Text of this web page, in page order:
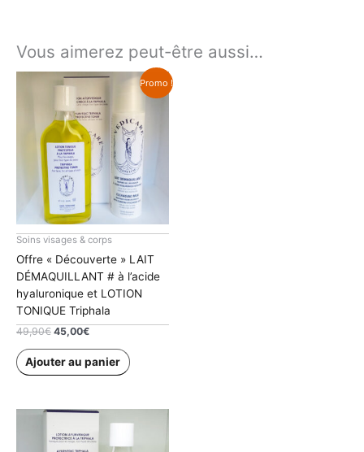
Vous aimerez peut-être aussi…
Promo !
Soins visages & corps
Offre « Découverte » LAIT
DÉMAQUILLANT # à l’acide
hyaluronique et LOTION
TONIQUE Triphala
49,90€ Le
initial
était :
45,00€Le
actuel
est :
Ajouter au panier